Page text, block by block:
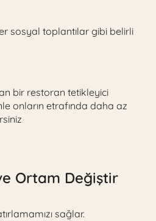
sosyal toplantılar gibi belirli
bir restoran tetikleyici
onların etrafında daha az
Ortam Değiştir
sağlar.